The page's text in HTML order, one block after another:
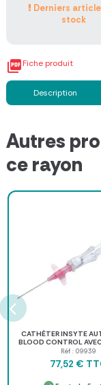
Derniers
stock
Fiche produit
Description
Autres
ce rayon
CATHÉTER INSYTE
BLOOD CONTROL
BD - boîte de
Réf : 09939
77,52 €